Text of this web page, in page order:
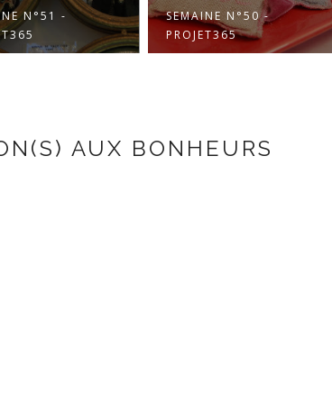
N°50 -
SEMAINE N°49 -
PROJET365
AUX BONHEURS